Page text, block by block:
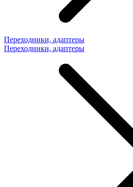
Переходники, адаптеры
Переходники, адаптеры